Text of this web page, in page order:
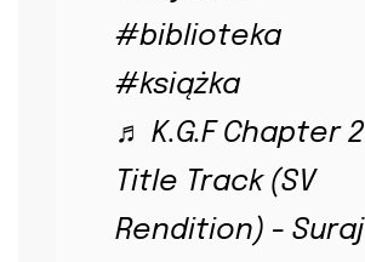
#biblioteka
#książka
♬ K.G.F Chapter 2
Title Track (SV
Rendition) - Suraj